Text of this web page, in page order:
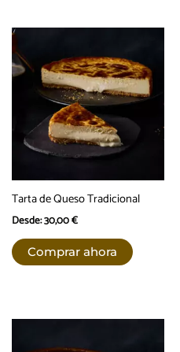
Tarta de Queso Tradicional
Desde:30,00€
Comprar ahora
producto
variantes.